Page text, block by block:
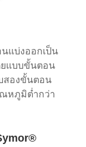
แบ่งออกเป็น
แบบขั้นตอน
สองขั้นตอน
ณหภูมิต่ำกว่า